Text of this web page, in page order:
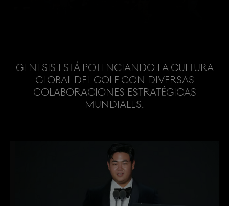
Genesis está potenciando la cultura
global del golf con diversas
colaboraciones estratégicas
mundiales.